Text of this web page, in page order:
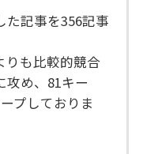
記事を356記事
も比較的競合
攻め、81キー
プしておりま